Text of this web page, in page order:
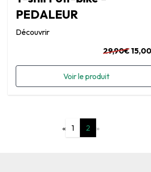
PEDALEUR
Découvrir
29,90€
Voir le produit
« 1 2 »